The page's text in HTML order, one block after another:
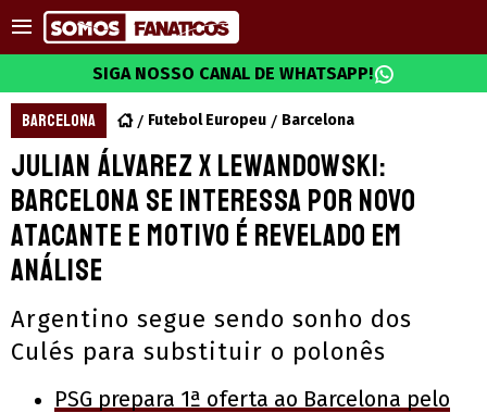
SIGA NOSSO CANAL DE WHATSAPP!
BARCELONA Futebol Europeu Barcelona
Julian Álvarez x Lewandowski:
Barcelona se interessa por novo
atacante e motivo é revelado em
análise
Argentino segue sendo sonho dos
Culés para substituir o polonês
PSG prepara 1ª oferta ao Barcelona pelo